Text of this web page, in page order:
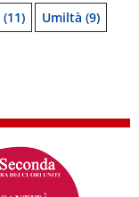
(11) Umiltà (9)